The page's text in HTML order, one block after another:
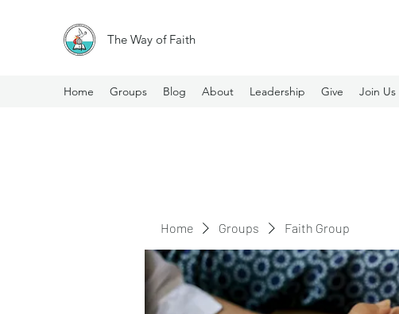
The Way of Faith
Home Groups Blog About Leadership Give Join Us
Home Groups Faith Group